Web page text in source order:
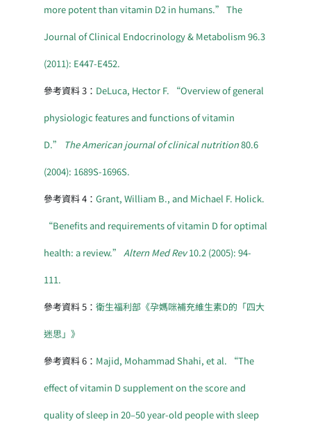
more potent than vitamin D2 in humans.” The
Journal of Clinical Endocrinology & Metabolism 96.3
(2011): E447-E452.
參考資料 3： DeLuca, Hector F. “Overview of general
physiologic features and functions of vitamin
D.” The American journal of clinical nutrition80.6
(2004): 1689S-1696S.
參考資料 4： Grant, William B., and Michael F. Holick.
“Benefits and requirements of vitamin D for optimal
health: a review.” Altern Med Rev10.2 (2005): 94-
111.
參考資料 5： 衛生福利部《孕媽咪補充維生素D的「四大
迷思」》
參考資料 6： Majid, Mohammad Shahi, et al. “The
effect of vitamin D supplement on the score and
quality of sleep in 20–50 year-old people with sleep